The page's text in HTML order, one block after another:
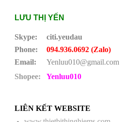
LƯU THỊ YẾN
Skype:
citi.yeudau
Phone:
094.936.0692 (Zalo)
Email:
Yenluu010@gmail.com
Shopee:
Yenluu010
LIÊN KẾT WEBSITE